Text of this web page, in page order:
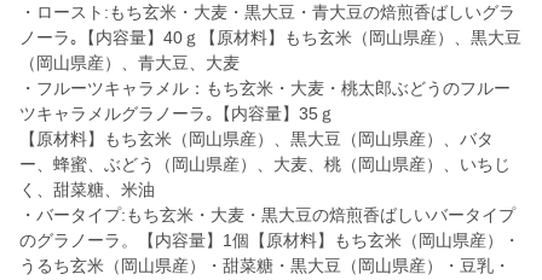
・ロースト:もち玄米・大麦・黒大豆・青大豆の焙煎香ばしいグラ
ノーラ｡【内容量】40ｇ【原材料】もち玄米（岡山県産）、黒大豆
（岡山県産）、青大豆、大麦
・フルーツキャラメル：もち玄米・大麦・桃太郎ぶどうのフルー
ツキャラメルグラノーラ｡【内容量】35ｇ
【原材料】もち玄米（岡山県産）、黒大豆（岡山県産）、バタ
ー、蜂蜜、ぶどう（岡山県産）、大麦、桃（岡山県産）、いちじ
く、甜菜糖、米油
・バータイプ:もち玄米・大麦・黒大豆の焙煎香ばしいバータイプ
のグラノーラ。【内容量】1個【原材料】もち玄米（岡山県産）・
うるち玄米（岡山県産）・甜菜糖・黒大豆（岡山県産）・豆乳・